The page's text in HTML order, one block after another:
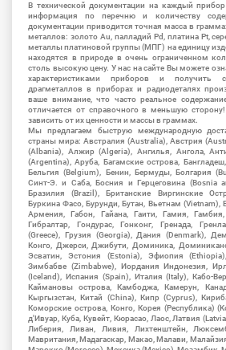
В технической документации на каждый
информация по перечню и количеству
документации приводится точная масса в
металлов: золото Au, палладий Pd, платина Pt,
металлы платиновой группы (МПГ) на единицу
находятся в природе в очень ограниченном
столь высокую цену. У нас на сайте Вы можете
характеристиками приборов и получить
драгметаллов в приборах и радиодеталях
ваше внимание, что часто реальное
отличается от справочного в меньшую
зависить от их ценности и массы в граммах.
Мы предлагаем быструю международную
страны мира: Австралия (Australia), Австрия
(Albania), Алжир (Algeria), Ангилья, Ангола,
(Argentina), Аруба, Багамские острова,
Бельгия (Belgium), Бенин, Бермуды, Болгария
Синт-Э. и Саба, Босния и Герцеговина (Bosnia
Бразилия (Brazil), Британские Виргинские
Буркина Фасо, Бурунди, Бутан, Вьетнам (Vietnam),
Армения, Габон, Гайана, Гаити, Гамия,
Гибралтар, Гондурас, Гонконг, Гренада,
(Greece), Грузия (Georgia), Дания (Denmark),
Конго, Джерси, Джибути, Доминика,
Эсватин, Эстония (Estonia), Эфиопия
Зимбабве (Zimbabwe), Иордания Индонезия,
(Iceland), Испания (Spain), Италия (Italy), Кабо-
Каймановы острова, Камбоджа, Камерун,
Кыргызстан, Китай (China), Кипр (Cyprus),
Коморские острова, Конго, Корея (Республика)
д'Ивуар, Куба, Кувейт, Кюрасао, Лаос, Латвия
Либерия, Ливан, Ливия, Лихтенштейн,
Мавритания, Мадагаскар, Макао, Малави,